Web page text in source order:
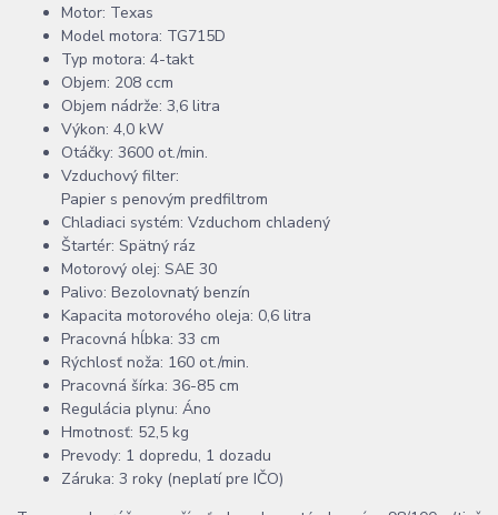
Motor: Texas
Model motora: TG715D
Typ motora: 4-takt
Objem: 208 ccm
Objem nádrže: 3,6 litra
Výkon: 4,0 kW
Otáčky: 3600 ot./min.
Vzduchový filter:
Papier s penovým predfiltrom
Chladiaci systém: Vzduchom chladený
Štartér: Spätný ráz
Motorový olej: SAE 30
Palivo: Bezolovnatý benzín
Kapacita motorového oleja: 0,6 litra
Pracovná hĺbka: 33 cm
Rýchlosť noža: 160 ot./min.
Pracovná šírka: 36-85 cm
Regulácia plynu: Áno
Hmotnosť: 52,5 kg
Prevody: 1 dopredu, 1 dozadu
Záruka: 3 roky (neplatí pre IČO)